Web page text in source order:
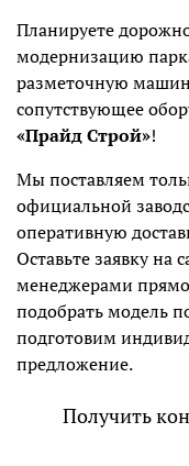
Планируете
модернизацию
разметочную
сопутствующее
«Прайд Строй»!
Мы поставляем
официальной
оперативную
Оставьте заявку на
менеджерами
подобрать модель
подготовим
предложение.
Получить